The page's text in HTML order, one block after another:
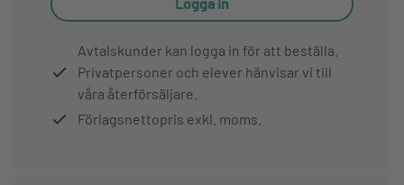
Logga in
Avtalskunder kan logga in för att beställa.
Privatpersoner och elever hänvisar vi till
våra återförsäljare.
Förlagsnettopris exkl. moms.